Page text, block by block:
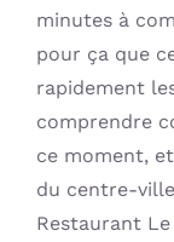
minutes à
pour ça que
rapidement
comprendre
ce moment,
du centre-ville
Restaurant